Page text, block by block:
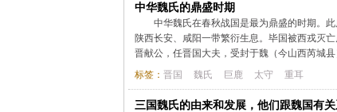
中华魏氏的鼎盛时期
中华魏氏在春秋战国是最为鼎盛的时期
陕西长安、咸阳一带繁衍生息。毕国被西戎灭
晋献公，任晋国大夫，受封于魏（今山西芮城
标签： 晋国 魏氏 巨鹿 太守 重耳
三国魏氏的由来和发展，他们跟魏国有关